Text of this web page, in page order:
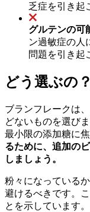
乏症を引き起
グルテンの可
ン過敏症の人
問題を引き起
どう選ぶの？
ブランフレークは
どないものを選び
最小限の添加糖に
るために、追加の
しましょう。
粉々になっている
避けるべきです。
とを示しています。